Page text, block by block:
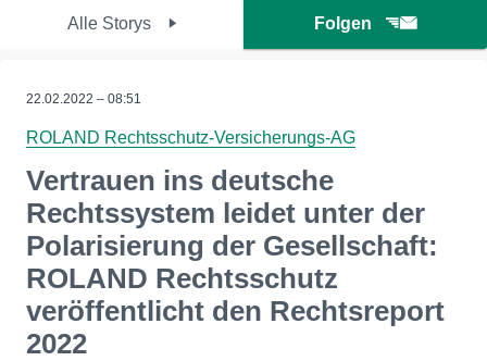
Alle Storys Folgen
22.02.2022 – 08:51
ROLAND Rechtsschutz-Versicherungs-AG
Vertrauen ins deutsche
Rechtssystem leidet unter der
Polarisierung der Gesellschaft:
ROLAND Rechtsschutz
veröffentlicht den Rechtsreport
2022